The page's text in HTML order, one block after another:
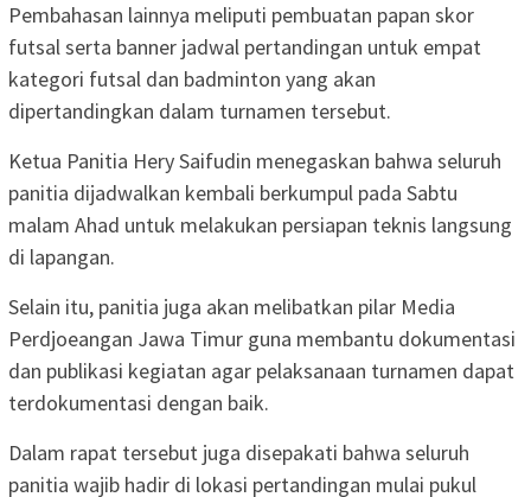
Pembahasan lainnya meliputi pembuatan papan skor
futsal serta banner jadwal pertandingan untuk empat
kategori futsal dan badminton yang akan
dipertandingkan dalam turnamen tersebut.
Ketua Panitia Hery Saifudin menegaskan bahwa seluruh
panitia dijadwalkan kembali berkumpul pada Sabtu
malam Ahad untuk melakukan persiapan teknis langsung
di lapangan.
Selain itu, panitia juga akan melibatkan pilar Media
Perdjoeangan Jawa Timur guna membantu dokumentasi
dan publikasi kegiatan agar pelaksanaan turnamen dapat
terdokumentasi dengan baik.
Dalam rapat tersebut juga disepakati bahwa seluruh
panitia wajib hadir di lokasi pertandingan mulai pukul